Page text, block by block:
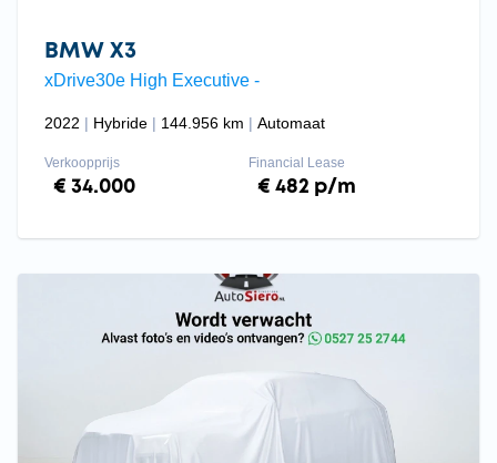
BMW X3
xDrive30e High Executive -
2022 Hybride 144.956 km Automaat
Verkoopprijs
€ 34.000
Financial Lease
€ 482 p/m